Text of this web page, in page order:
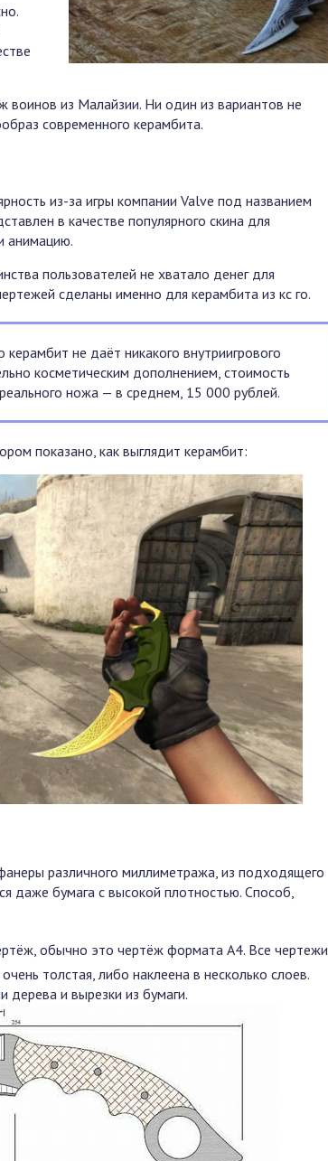
из Малайзии. Ни один из вариантов не
современного керамбита.
из-за игры компании Valve под названием
в качестве популярного скина для
анимацию.
пользователей не хватало денег для
сделаны именно для керамбита из кс го.
керамбит не даёт никакого внутриигрового
косметическим дополнением, стоимость
ножа — в среднем, 15 000 рублей.
показано, как выглядит керамбит:
различного миллиметража, из подходящего
даже бумага с высокой плотностью. Способ,
обычно это чертёж формата А4. Все чертежи
толстая, либо наклеена в несколько слоев.
и вырезки из бумаги.